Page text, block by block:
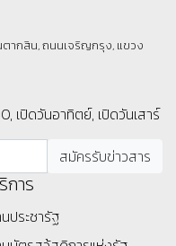
ากสิน, ถนนเจริญกรุง, แขวง
เปิดวันอาทิตย์, เปิดวันเสาร์
การ
ประชารัฐ